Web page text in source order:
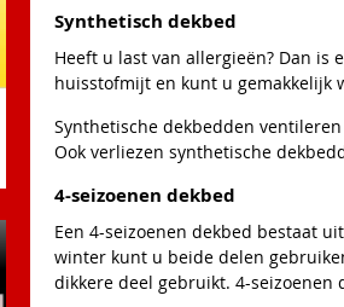
Synthetisch dekbed
Heeft u last van allergieën? Dan is
huisstofmijt en kunt u gemakkelijk
Synthetische dekbedden
Ook verliezen synthetische
4-seizoenen dekbed
Een 4-seizoenen dekbed bestaat
winter kunt u beide delen
dikkere deel gebruikt. 4-